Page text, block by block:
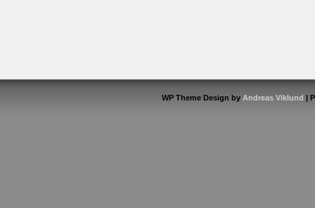
WP Theme Design by Andreas Viklund |